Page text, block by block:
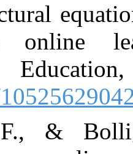
(2005). A
for
[
28.